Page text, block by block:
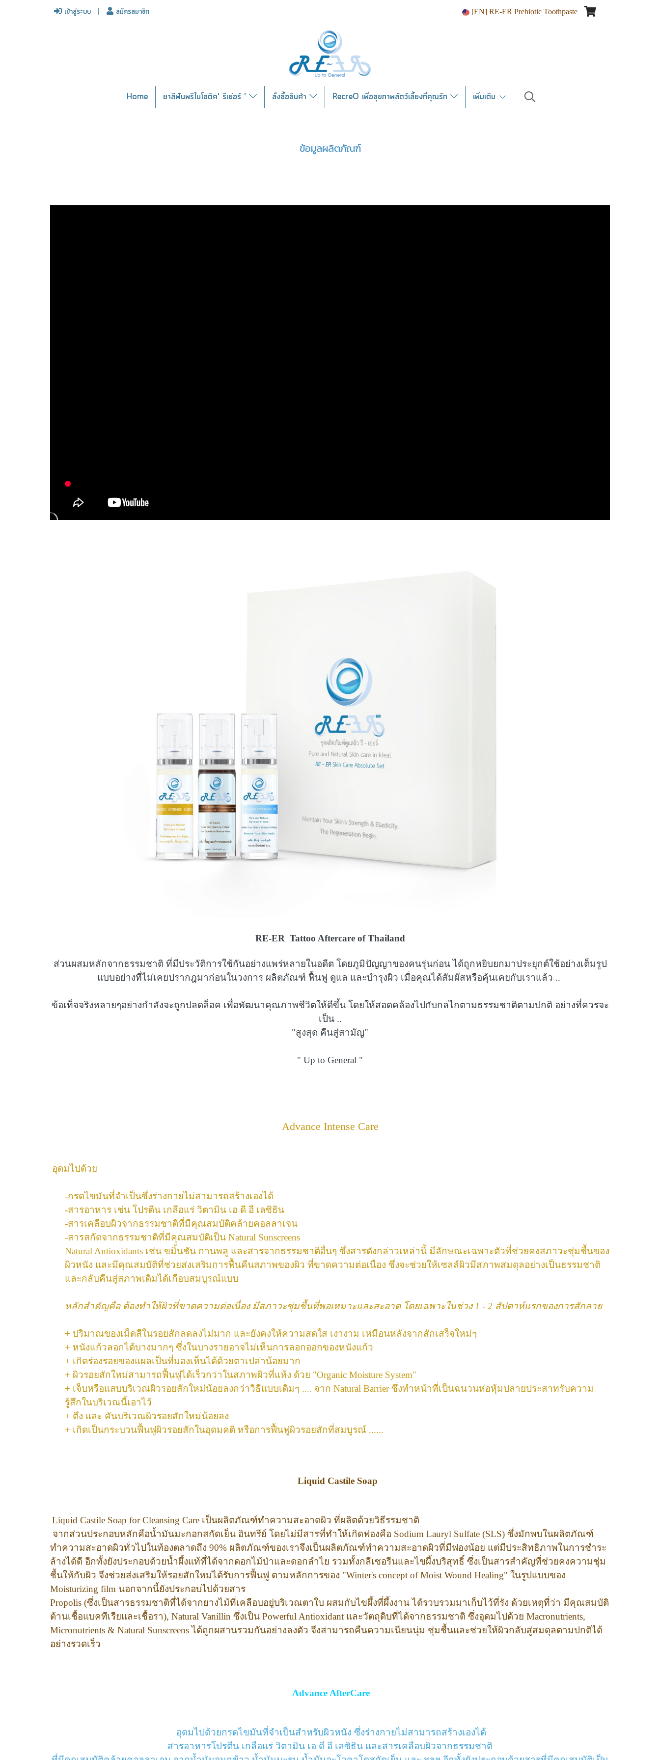
เข้าสู่ระบบ สมัครสมาชิก [EN] RE-ER Prebiotic Toothpaste
Home ยาสีฟันพรีไบโอติค' รีเย่อร์ ' สั่งซื้อสินค้า RecreO เพื่อสุขภาพสัตว์เลี้ยงที่คุณรัก เพิ่มเติม
ข้อมูลผลิตภัณฑ์
RE-ER Tattoo Aftercare of Thailand
ส่วนผสมหลักจากธรรมชาติ ที่มีประวัติการใช้กันอย่างแพร่หลายในอดีต โดยภูมิปัญญาของคนรุ่นก่อน ได้ถูกหยิบยกมาประยุกต์ใช้อย่างเต็มรูป
แบบอย่างที่ไม่เคยปรากฎมาก่อนในวงการ ผลิตภัณฑ์ ฟื้นฟู ดูแล และบำรุงผิว เมื่อคุณได้สัมผัสหรือคุ้นเคยกับเราแล้ว ..
ข้อเท็จจริงหลายๆอย่างกำลังจะถูกปลดล็อค เพื่อพัฒนาคุณภาพชีวิตให้ดีขึ้น โดยให้สอดคล้องไปกับกลไกตามธรรมชาติตามปกติ อย่างที่ควรจะ
เป็น ..
"สูงสุด คืนสู่สามัญ"
" Up to General "
Advance Intense Care
อุดมไปด้วย
-กรดไขมันที่จำเป็นซึ่งร่างกายไม่สามารถสร้างเองได้
-สารอาหาร เช่น โปรตีน เกลือแร่ วิตามิน เอ ดี อี เลซิธิน
-สารเคลือบผิวจากธรรมชาติที่มีคุณสมบัติคล้ายคอลลาเจน
-สารสกัดจากธรรมชาติที่มีคุณสมบัติเป็น Natural Sunscreens
Natural Antioxidants เช่น ขมิ้นชัน กานพลู และสารจากธรรมชาติอื่นๆ ซึ่งสารดังกล่าวเหล่านี้ มีลักษณะเฉพาะตัวที่ช่วยคงสภาวะชุ่มชื้นของ
ผิวหนัง และมีคุณสมบัติที่ช่วยส่งเสริมการฟื้นคืนสภาพของผิว ที่ขาดความต่อเนื่อง ซึ่งจะช่วยให้เซลล์ผิวมีสภาพสมดุลอย่างเป็นธรรมชาติ
และกลับคืนสู่สภาพเดิมได้เกือบสมบูรณ์แบบ
หลักสำคัญคือ ต้องทำให้ผิวที่ขาดความต่อเนื่อง มีสภาวะชุ่มชื้นที่พอเหมาะและสะอาด โดยเฉพาะในช่วง 1 - 2 สัปดาห์แรกของการสักลาย
+ ปริมาณของเม็ดสีในรอยสักลดลงไม่มาก และยังคงให้ความสดใส เงางาม เหมือนหลังจากสักเสร็จใหม่ๆ
+ หนังแก้วลอกได้บางมากๆ ซึ่งในบางรายอาจไม่เห็นการลอกออกของหนังแก้ว
+ เกิดร่องรอยของแผลเป็นที่มองเห็นได้ด้วยตาเปล่าน้อยมาก
+ ผิวรอยสักใหม่สามารถฟื้นฟูได้เร็วกว่าในสภาพผิวที่แห้ง ด้วย "Organic Moisture System"
+ เจ็บหรือแสบบริเวณผิวรอยสักใหม่น้อยลงกว่าวิธีแบบเดิมๆ .... จาก Natural Barrier ซึ่งทำหน้าที่เป็นฉนวนห่อหุ้มปลายประสาทรับความ
รู้สึกในบริเวณนี้เอาไว้
+ ตึง และ คันบริเวณผิวรอยสักใหม่น้อยลง
+ เกิดเป็นกระบวนฟื้นฟูผิวรอยสักในอุดมคติ หรือการฟื้นฟูผิวรอยสักที่สมบูรณ์ ......
Liquid Castile Soap
Liquid Castile Soap for Cleansing Care เป็นผลิตภัณฑ์ทำความสะอาดผิว ที่ผลิตด้วยวิธีรรมชาติ
จากส่วนประกอบหลักคือน้ำมันมะกอกสกัดเย็น อินทรีย์ โดยไม่มีสารที่ทำให้เกิดฟองคือ Sodium Lauryl Sulfate (SLS) ซึ่งมักพบในผลิตภัณฑ์
ทำความสะอาดผิวทั่วไปในท้องตลาดถึง 90% ผลิตภัณฑ์ของเราจึงเป็นผลิตภัณฑ์ทำความสะอาดผิวที่มีฟองน้อย แต่มีประสิทธิภาพในการชำระ
ล้างได้ดี อีกทั้งยังประกอบด้วยน้ำผึ้งแท้ที่ได้จากดอกไม้ป่าและดอกลำไย รวมทั้งกลีเซอรีนและไขผึ้งบริสุทธิ์ ซึ่งเป็นสารสำคัญที่ช่วยคงความชุ่ม
ชื้นให้กับผิว จึงช่วยส่งเสริมให้รอยสักใหม่ได้รับการฟื้นฟู ตามหลักการของ "Winter's concept of Moist Wound Healing" ในรูปแบบของ
Moisturizing film นอกจากนี้ยังประกอบไปด้วยสาร
Propolis (ซึ่งเป็นสารธรรมชาติที่ได้จากยางไม้ที่เคลือบอยู่บริเวณตาใบ ผสมกับไขผึ้งที่ผึ้งงาน ได้รวบรวมมาเก็บไว้ที่รัง ด้วยเหตุที่ว่า มีคุณสมบัติ
ต้านเชื้อแบคทีเรียและเชื้อรา), Natural Vanillin ซึ่งเป็น Powerful Antioxidant และวัตถุดิบที่ได้จากธรรมชาติ ซึ่งอุดมไปด้วย Macronutrients,
Micronutrients & Natural Sunscreens ได้ถูกผสานรวมกันอย่างลงตัว จึงสามารถคืนความเนียนนุ่ม ชุ่มชื้นและช่วยให้ผิวกลับสู่สมดุลตามปกติได้
อย่างรวดเร็ว
Advance AfterCare
อุดมไปด้วยกรดไขมันที่จำเป็นสำหรับผิวหนัง ซึ่งร่างกายไม่สามารถสร้างเองได้
สารอาหารโปรตีน เกลือแร่ วิตามิน เอ ดี อี เลซิธิน และสารเคลือบผิวจากธรรมชาติ